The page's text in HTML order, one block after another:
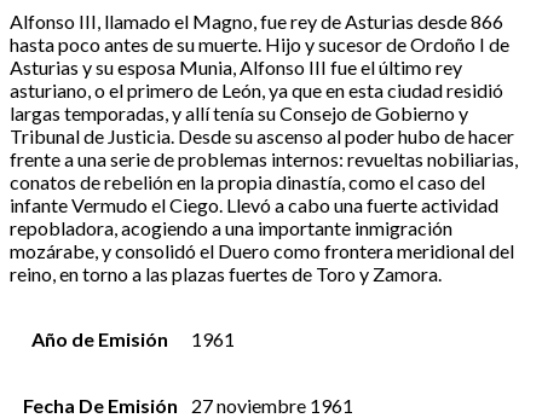
Alfonso III, llamado el Magno, fue rey de Asturias desde 866
hasta poco antes de su muerte. Hijo y sucesor de Ordoño I de
Asturias y su esposa Munia, Alfonso III fue el último rey
asturiano, o el primero de León, ya que en esta ciudad residió
largas temporadas, y allí tenía su Consejo de Gobierno y
Tribunal de Justicia. Desde su ascenso al poder hubo de hacer
frente a una serie de problemas internos: revueltas nobiliarias,
conatos de rebelión en la propia dinastía, como el caso del
infante Vermudo el Ciego. Llevó a cabo una fuerte actividad
repobladora, acogiendo a una importante inmigración
mozárabe, y consolidó el Duero como frontera meridional del
reino, en torno a las plazas fuertes de Toro y Zamora.
Año de Emisión 1961
Fecha De Emisión 27 noviembre 1961